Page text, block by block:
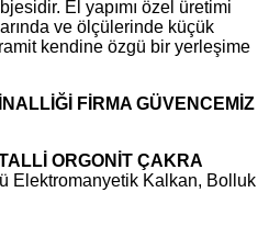
El yapımı özel üretimi
ve ölçülerinde küçük
kendine özgü bir yerleşime
FİRMA GÜVENCEMİZ
ORGONİT ÇAKRA
Elektromanyetik Kalkan, Bolluk